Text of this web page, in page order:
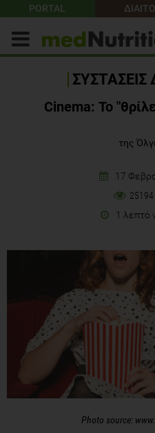
PORTAL
Cinema: Το
της
17
1 λεπτό
Photo source: